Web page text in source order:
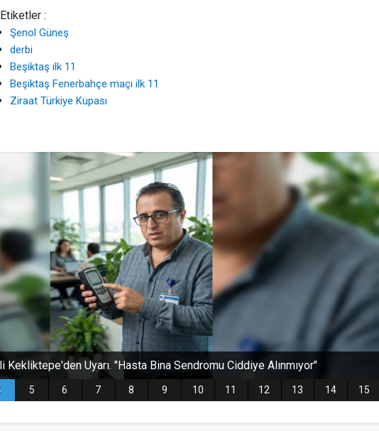
Etiketler :
Şenol Güneş
derbi
Beşiktaş ilk 11
Beşiktaş Fenerbahçe maçı ilk 11
Ziraat Türkiye Kupası